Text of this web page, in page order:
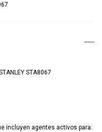
STA8067
incluyen agentes activos para: